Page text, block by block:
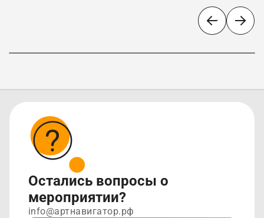
Остались вопросы о
мероприятии?
info@артнавигатор.рф